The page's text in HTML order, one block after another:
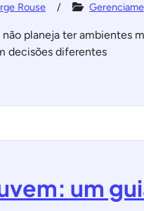
Rouse
planeja ter ambientes
decisões diferentes
um